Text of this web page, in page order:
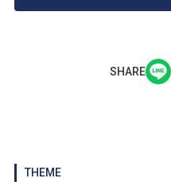
SHARE
THEME